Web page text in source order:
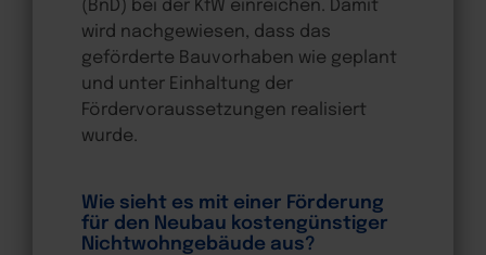
(BnD) bei der KfW einreichen. Damit
wird nachgewiesen, dass das
geförderte Bauvorhaben wie geplant
und unter Einhaltung der
Fördervoraussetzungen realisiert
wurde.
Wie sieht es mit einer Förderung
für den Neubau kostengünstiger
Nichtwohngebäude aus?